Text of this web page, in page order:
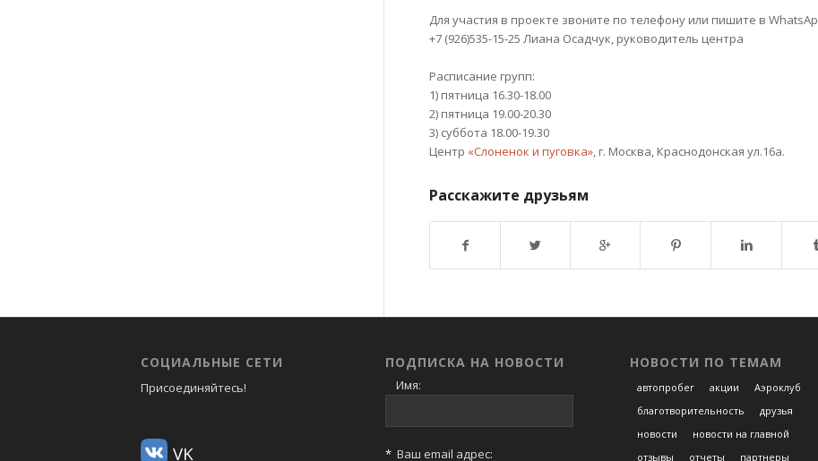
Для участия в проекте звоните по телефону или пишите в
+7 (926)535-15-25 Лиана Осадчук, руководитель центра
Расписание групп:
1) пятница 16.30-18.00
2) пятница 19.00-20.30
3) суббота 18.00-19.30
Центр «Слоненок и пуговка», г. Москва, Краснодонская ул.16а.
Расскажите друзьям
СОЦИАЛЬНЫЕ СЕТИ
Присоединяйтесь!
VK
ПОДПИСКА НА НОВОСТИ
Имя:
*Ваш email адрес:
НОВОСТИ ПО ТЕМАМ
автопробег акции
Аэроклуб
благотворительность
друзья
новости
новости на главной
отзывы
отчеты партнеры